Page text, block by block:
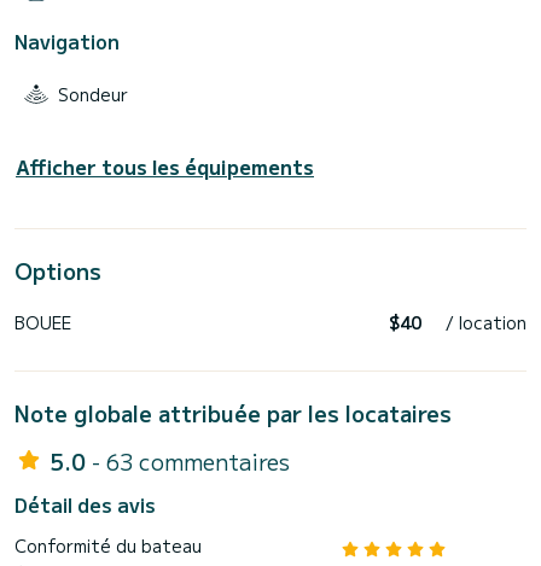
Navigation
Sondeur
Afficher tous les équipements
Options
BOUEE $40 / location
Note globale attribuée par les locataires
5.0 - 63 commentaires
Détail des avis
Conformité du bateau